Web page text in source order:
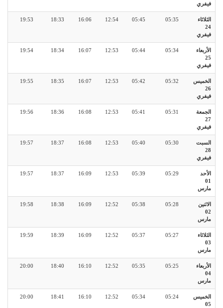
فيفري
الثلاثاء
24
فيفري
05:35
05:45
12:54
16:06
18:33
19:53
الأربعاء
25
فيفري
05:34
05:44
12:53
16:07
18:34
19:54
الخميس
26
فيفري
05:32
05:42
12:53
16:07
18:35
19:55
الجمعة
27
فيفري
05:31
05:41
12:53
16:08
18:36
19:56
السبت
28
فيفري
05:30
05:40
12:53
16:08
18:37
19:57
الأحد
01
مارس
05:29
05:39
12:53
16:09
18:37
19:57
الاثنين
02
مارس
05:28
05:38
12:52
16:09
18:38
19:58
الثلاثاء
03
مارس
05:27
05:37
12:52
16:09
18:39
19:59
الأربعاء
04
مارس
05:25
05:35
12:52
16:10
18:40
20:00
الخميس
05
05:24
05:34
12:52
16:10
18:41
20:00